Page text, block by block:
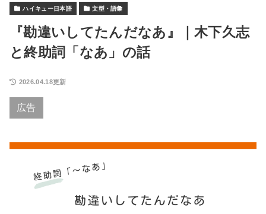
ハイキュー日本語 文型・語彙
『勘違いしてたんだなあ』｜木下久志
と終助詞「なあ」の話
2026.04.18更新
広告